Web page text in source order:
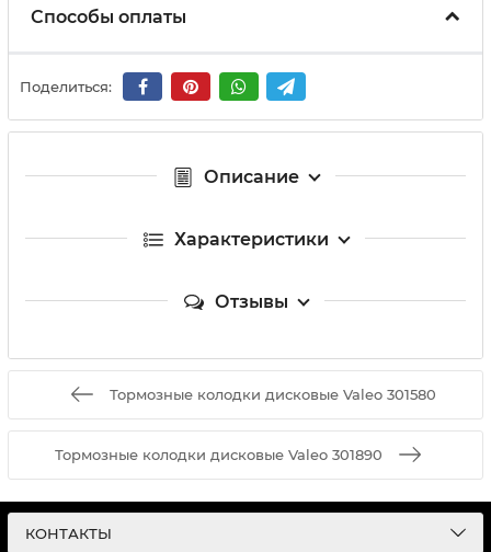
Способы оплаты
Поделиться:
Описание
Характеристики
Отзывы
Тормозные колодки дисковые Valeo 301580
Тормозные колодки дисковые Valeo 301890
КОНТАКТЫ